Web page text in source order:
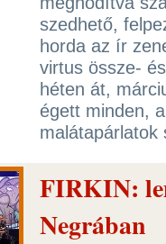
szedhető,
horda az ír
virtus össze-
héten át,
égett minden,
FIRKIN:
Negrában